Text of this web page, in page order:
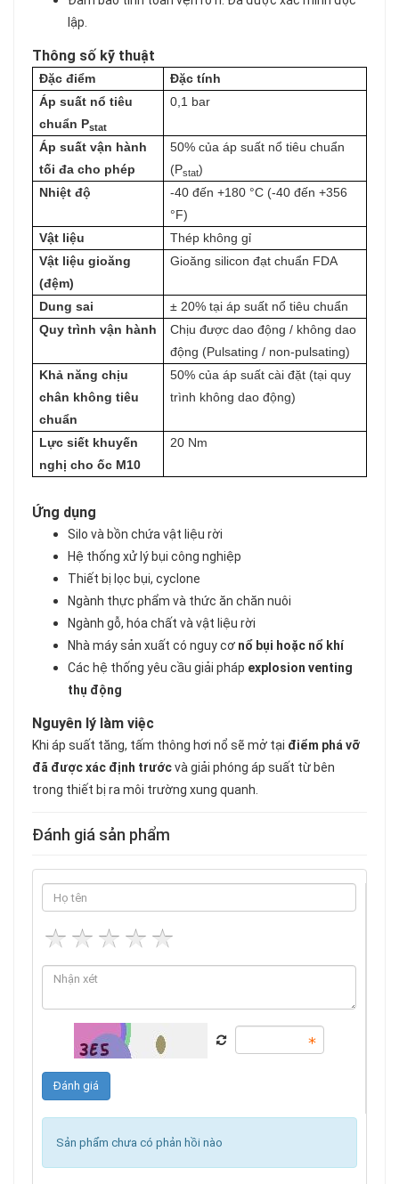
lập.
Thông số kỹ thuật
Đặc điểm
Đặc tính
Áp suất nổ tiêu
chuẩn Pstat
0,1 bar
Áp suất vận hành
tối đa cho phép
50% của áp suất nổ tiêu chuẩn
(Pstat)
Nhiệt độ
-40 đến +180 °C (-40 đến +356
°F)
Vật liệu
Thép không gỉ
Vật liệu gioăng
(đệm)
Gioăng silicon đạt chuẩn FDA
Dung sai
± 20% tại áp suất nổ tiêu chuẩn
Quy trình vận hành
Chịu được dao động / không dao
động (Pulsating / non-pulsating)
Khả năng chịu
chân không tiêu
chuẩn
50% của áp suất cài đặt (tại quy
trình không dao động)
Lực siết khuyến
nghị cho ốc M10
20 Nm
Ứng dụng
Silo và bồn chứa vật liệu rời
Hệ thống xử lý bụi công nghiệp
Thiết bị lọc bụi, cyclone
Ngành thực phẩm và thức ăn chăn nuôi
Ngành gỗ, hóa chất và vật liệu rời
Nhà máy sản xuất có nguy cơ nổ bụi hoặc nổ khí
Các hệ thống yêu cầu giải pháp explosion venting
thụ động
Nguyên lý làm việc
Khi áp suất tăng, tấm thông hơi nổ sẽ mở tại điểm phá vỡ
đã được xác định trướcvà giải phóng áp suất từ bên
trong thiết bị ra môi trường xung quanh.
Đánh giá sản phẩm
Sản phẩm chưa có phản hồi nào